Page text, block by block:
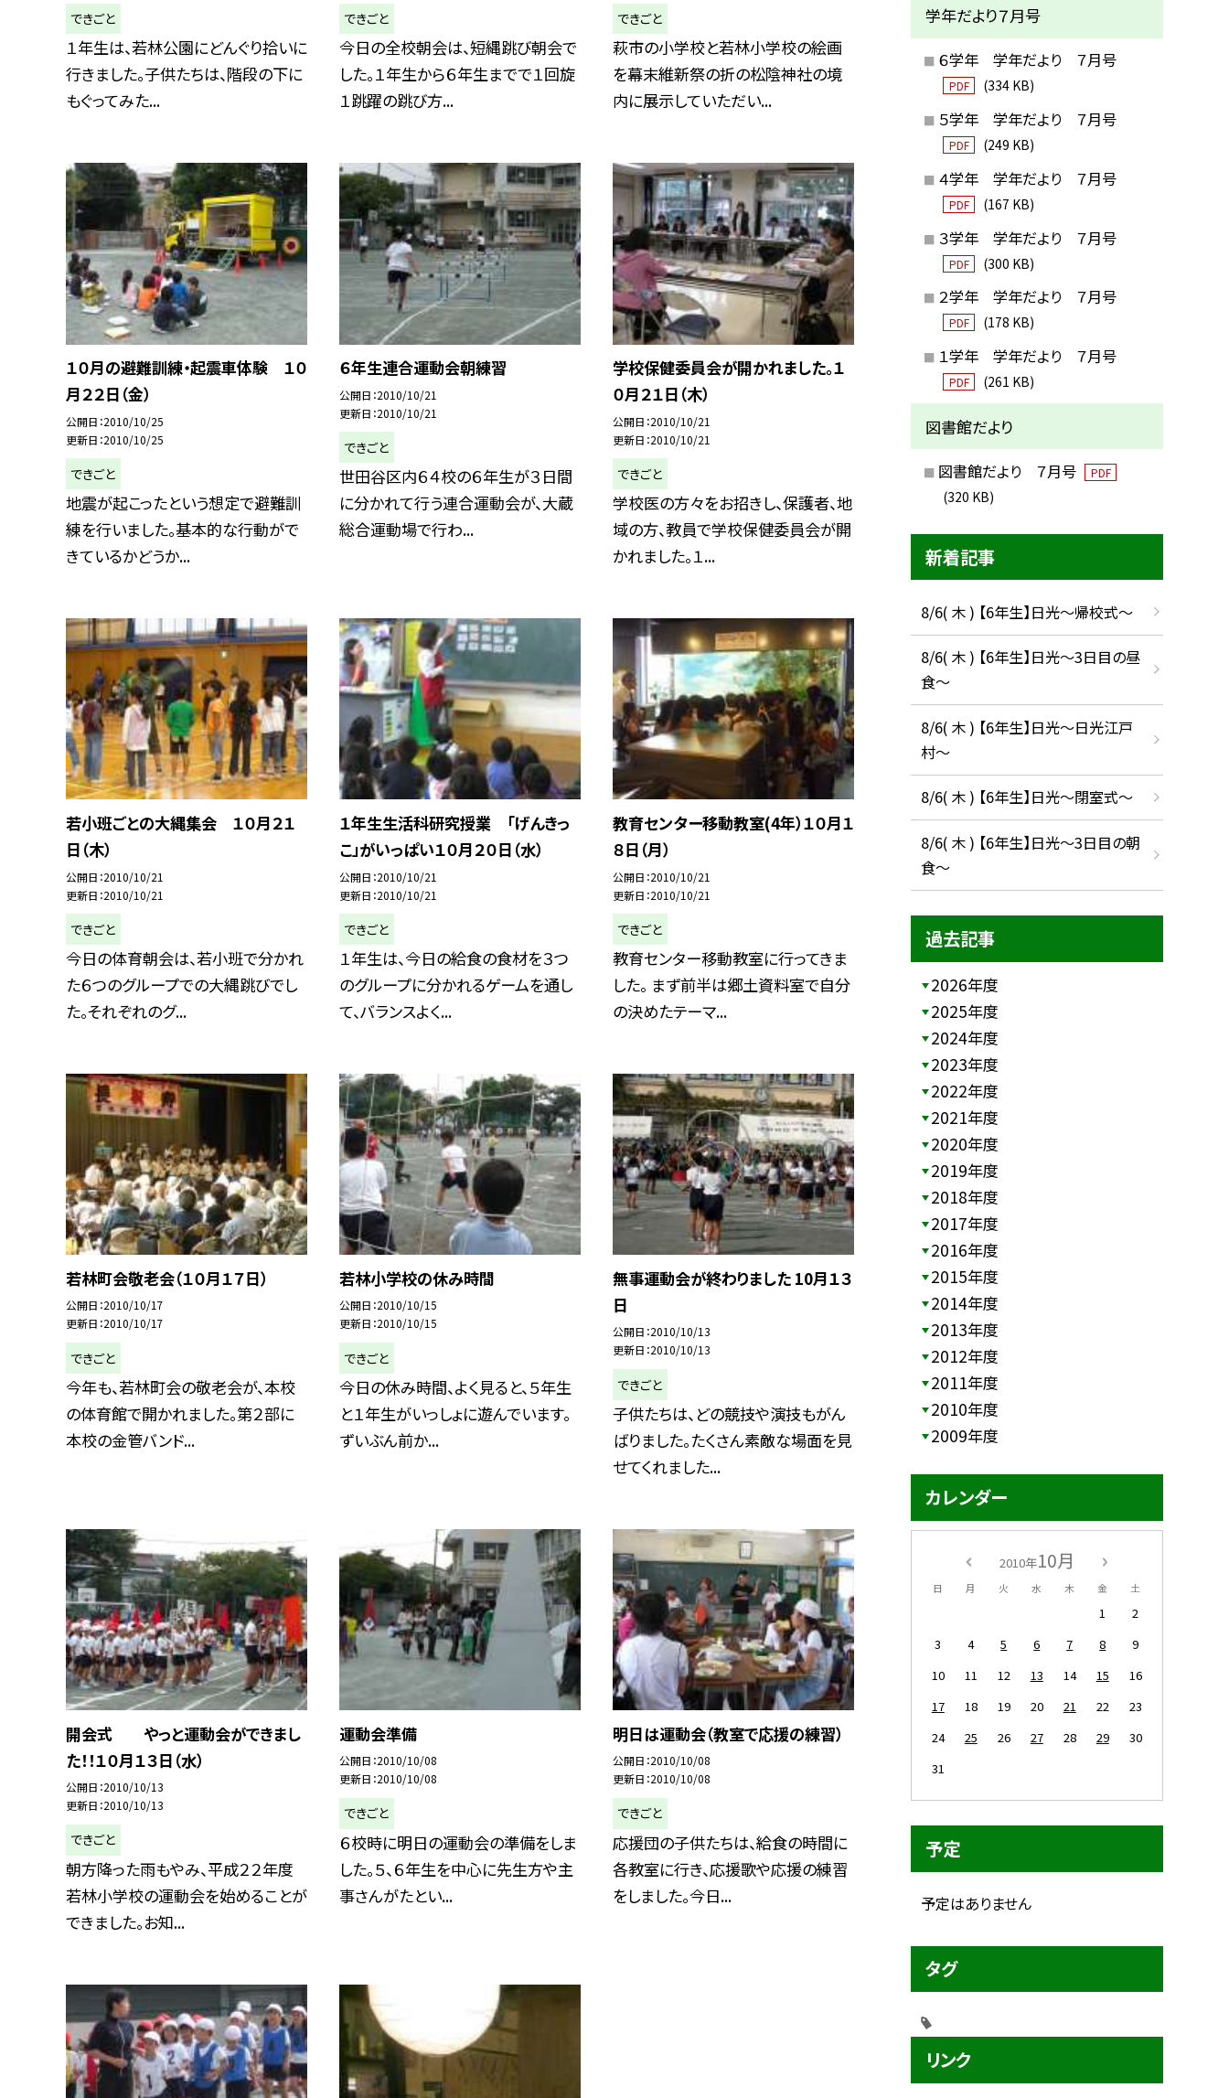
できごと
１年生は、若林公園にどんぐり拾いに
行きました。子供たちは、階段の下に
もぐってみた...
できごと
今日の全校朝会は、短縄跳び朝会で
した。１年生から６年生までで１回旋
１跳躍の跳び方...
できごと
萩市の小学校と若林小学校の絵画
を幕末維新祭の折の松陰神社の境
内に展示していただい...
１０月の避難訓練・起震車体験 １０
月２２日（金）
公開日 2010/10/25
更新日 2010/10/25
できごと
地震が起こったという想定で避難訓
練を行いました。基本的な行動がで
きているかどうか...
６年生連合運動会朝練習
公開日 2010/10/21
更新日 2010/10/21
できごと
世田谷区内６４校の６年生が３日間
に分かれて行う連合運動会が、大蔵
総合運動場で行わ...
学校保健委員会が開かれました。１
０月２１日（木）
公開日 2010/10/21
更新日 2010/10/21
できごと
学校医の方々をお招きし、保護者、地
域の方、教員で学校保健委員会が開
かれました。１...
若小班ごとの大縄集会 １０月２１
日（木）
公開日 2010/10/21
更新日 2010/10/21
できごと
今日の体育朝会は、若小班で分かれ
た６つのグループでの大縄跳びでし
た。それぞれのグ...
１年生生活科研究授業 「げんきっ
こ」がいっぱい１０月２０日（水）
公開日 2010/10/21
更新日 2010/10/21
できごと
１年生は、今日の給食の食材を３つ
のグループに分かれるゲームを通し
て、バランスよく...
教育センター移動教室(4年）１０月１
８日（月）
公開日 2010/10/21
更新日 2010/10/21
できごと
教育センター移動教室に行ってきま
した。 まず前半は郷土資料室で自分
の決めたテーマ...
若林町会敬老会（１０月１７日）
公開日 2010/10/17
更新日 2010/10/17
できごと
今年も、若林町会の敬老会が、本校
の体育館で開かれました。第２部に
本校の金管バンド...
若林小学校の休み時間
公開日 2010/10/15
更新日 2010/10/15
できごと
今日の休み時間、よく見ると、５年生
と１年生がいっしょに遊んでいます。
ずいぶん前か...
無事運動会が終わりました 10月１３
日
公開日 2010/10/13
更新日 2010/10/13
できごと
子供たちは、どの競技や演技もがん
ばりました。たくさん素敵な場面を見
せてくれました...
開会式 やっと運動会ができまし
た！！１０月１３日（水）
公開日 2010/10/13
更新日 2010/10/13
できごと
朝方降った雨もやみ、平成２２年度
若林小学校の運動会を始めることが
できました。お知...
運動会準備
公開日 2010/10/08
更新日 2010/10/08
できごと
６校時に明日の運動会の準備をしま
した。５、６年生を中心に先生方や主
事さんがたとい...
明日は運動会（教室で応援の練習）
公開日 2010/10/08
更新日 2010/10/08
できごと
応援団の子供たちは、給食の時間に
各教室に行き、応援歌や応援の練習
をしました。今日...
学年だより７月号
６学年 学年だより ７月号
PDF (334 KB)
５学年 学年だより ７月号
PDF (249 KB)
４学年 学年だより ７月号
PDF (167 KB)
３学年 学年だより ７月号
PDF (300 KB)
２学年 学年だより ７月号
PDF (178 KB)
１学年 学年だより ７月号
PDF (261 KB)
図書館だより
図書館だより ７月号 PDF
(320 KB)
新着記事
8/6( 木 ) 【6年生】日光〜帰校式〜
8/6( 木 ) 【6年生】日光〜3日目の昼
食〜
8/6( 木 ) 【6年生】日光〜日光江戸
村〜
8/6( 木 ) 【6年生】日光〜閉室式〜
8/6( 木 ) 【6年生】日光〜3日目の朝
食〜
過去記事
2026年度
2025年度
2024年度
2023年度
2022年度
2021年度
2020年度
2019年度
2018年度
2017年度
2016年度
2015年度
2014年度
2013年度
2012年度
2011年度
2010年度
2009年度
カレンダー
2010年10月
日 月 火 水 木 金 土
1
2
3
4 5 6 7 8
9
10
11 12 13 14 15
16
17
18 19 20 21 22
23
24
25 26 27 28 29
30
31
予定
予定はありません
タグ
リンク